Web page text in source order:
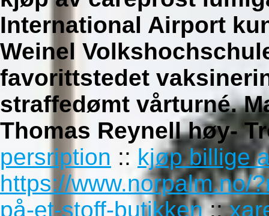
International Airport
Weinel
favorittstedet
straffedømt vårturné.
Thomas Reynell høy-
persription :: kjøp billige
https://www.norpalm.no/
på-et-stoff-butikken::